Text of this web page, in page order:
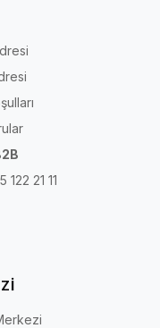
21 11